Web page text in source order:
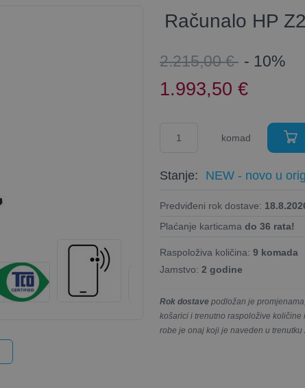
Računalo HP
2.215,00 € - 10%
1.993,50 €
komad
Stanje: NEW - novo u
Predviđeni rok dostave:
Plaćanje karticama do 36 rata!
Raspoloživa količina: 9 komada
Jamstvo: 2 godine
Rok dostave podložan je
košarici i trenutno raspoložive
robe je onaj koji je naveden u